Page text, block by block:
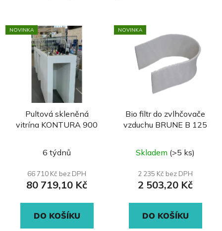
NOVINKA
Pultová skleněná
vitrína KONTURA 900
6 týdnů
66 710 Kč bez DPH
80 719,10 Kč
DO KOŠÍKU
NOVINKA
Bio filtr do zvlhčovače
vzduchu BRUNE B 125
Skladem (>5 ks)
2 235 Kč bez DPH
2 503,20 Kč
DO KOŠÍKU